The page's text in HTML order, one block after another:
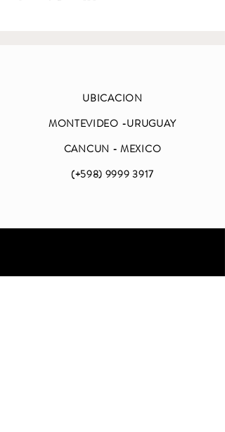
UBICACION
MONTEVIDEO -URUGUAY
CANCUN - MEXICO
(+598) 9999 3917